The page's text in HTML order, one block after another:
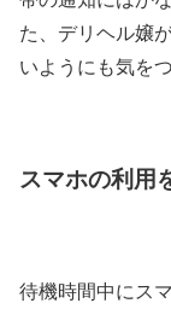
た、デリヘル嬢
いようにも気を
スマホの利用
待機時間中にス